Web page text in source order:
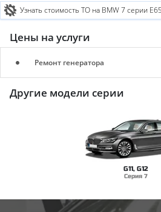
Узнать стоимость ТО на BMW 7 серии
Цены на услуги
Ремонт генератора
Другие модели серии
G11, G12
Серия 7